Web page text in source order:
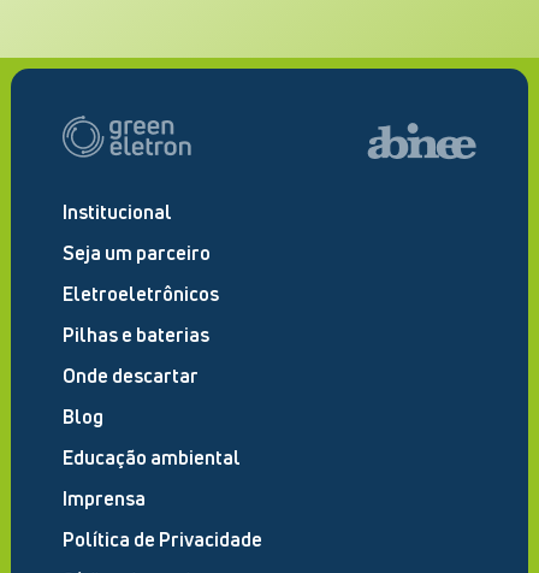
Institucional
Seja um parceiro
Eletroeletrônicos
Pilhas e baterias
Onde descartar
Blog
Educação ambiental
Imprensa
Política de Privacidade